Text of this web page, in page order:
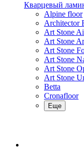
Кварцевый
Alpine floor
Architector
Art Stone
Art Stone
Art Stone
Art Stone
Art Stone
Art Stone
Betta
Cronafloor
Еще